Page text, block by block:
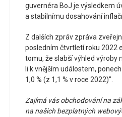
guvernéra BoJ je výsledkem
a stabilnímu dosahování
Z dalších zpráv zpráva
posledním čtvrtletí roku 2022
tomu, že slabší výhled výroby
li k vnějším událostem,
1,0 % (z 1,1 % v roce 2022)".
Zajímá vás obchodování na
na našich bezplatných